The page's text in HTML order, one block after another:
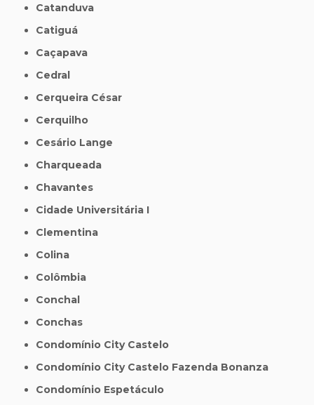
Catanduva
Catiguá
Caçapava
Cedral
Cerqueira César
Cerquilho
Cesário Lange
Charqueada
Chavantes
Cidade Universitária I
Clementina
Colina
Colômbia
Conchal
Conchas
Condomínio City Castelo
Condomínio City Castelo Fazenda Bonanza
Condomínio Espetáculo